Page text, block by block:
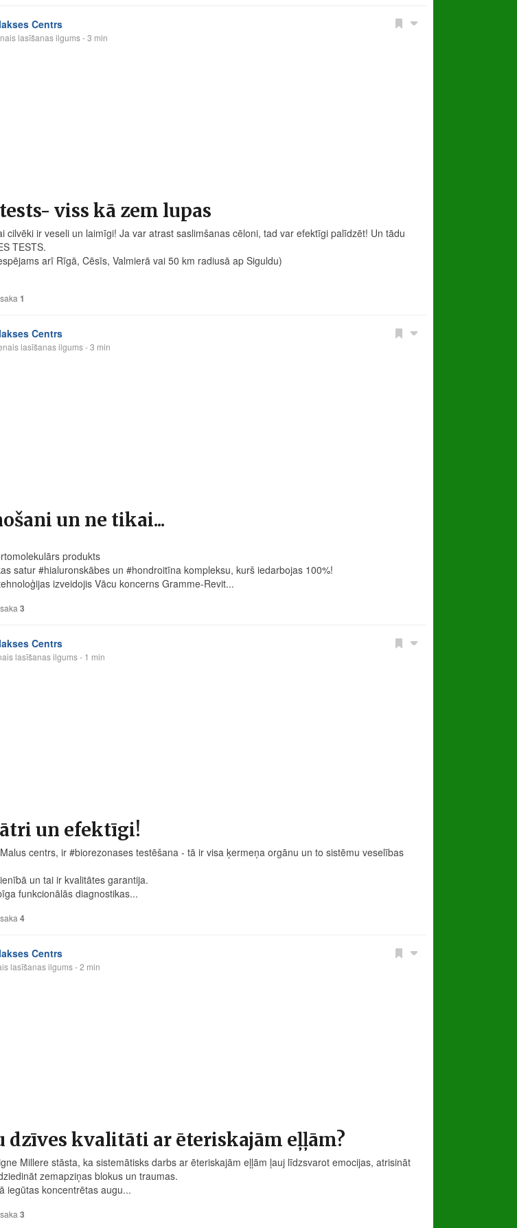
Centrs
lasīšanas ilgums - 3 min
viss kā zem lupas
cilvēki ir veseli un laimīgi! Ja var atrast saslimšanas cēloni, tad var efektīgi palīdzēt! Un tādu
TESTS.
arī Rīgā, Cēsīs, Valmierā vai 50 km radiusā ap Siguldu)
1
Centrs
lasīšanas ilgums - 3 min
un ne tikai...
produkts
satur #hialuronskābes un #hondroitīna kompleksu, kurš iedarbojas 100%!
izveidojis Vācu koncerns Gramme-Revit...
3
Centrs
lasīšanas ilgums - 1 min
un efektīgi!
centrs, ir #biorezonases testēšana - tā ir visa ķermeņa orgānu un to sistēmu veselības
un tai ir kvalitātes garantija.
funkcionālās diagnostikas...
4
Centrs
lasīšanas ilgums - 2 min
dzīves kvalitāti ar ēteriskajām eļļām?
Millere stāsta, ka sistemātisks darbs ar ēteriskajām eļļām ļauj līdzsvarot emocijas, atrisināt
zemapziņas blokus un traumas.
iegūtas koncentrētas augu...
3